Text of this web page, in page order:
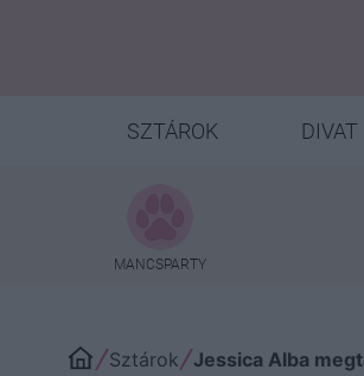
SZTÁROK DIVAT
MANCSPARTY
Sztárok Jessica Alba